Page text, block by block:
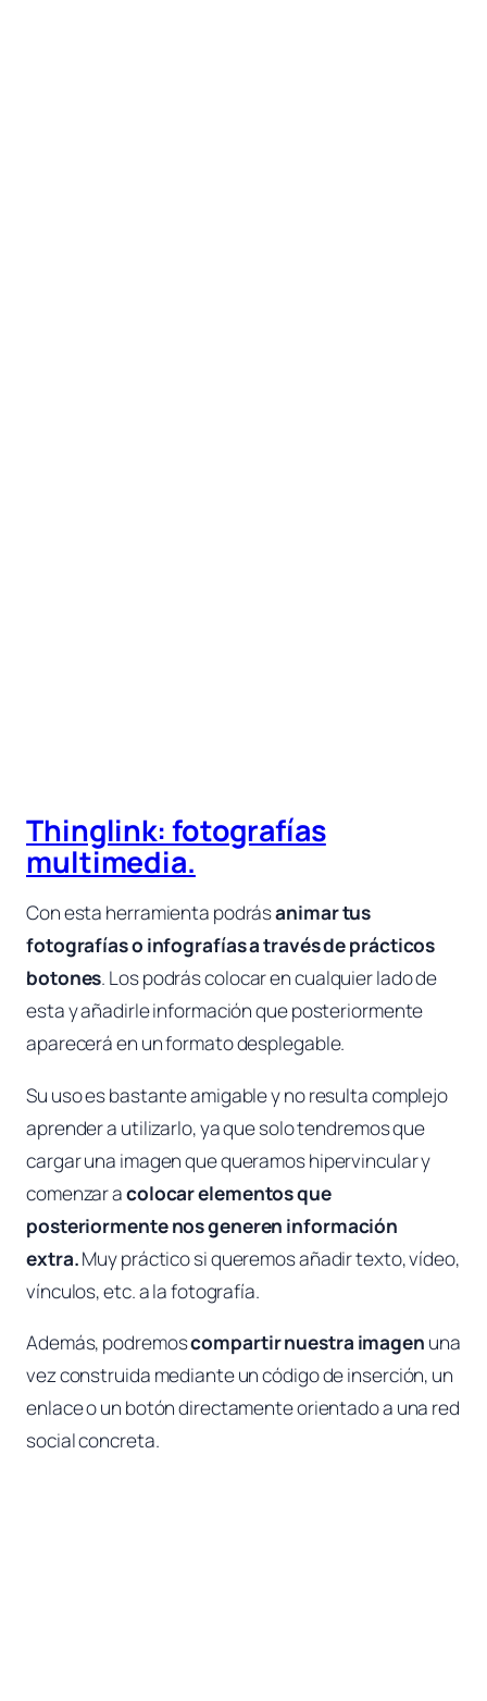
Thinglink: fotografías
multimedia.
Con esta herramienta podrásanimar tus
fotografías o infografías a través de prácticos
botones. Los podrás colocar en cualquier lado de
esta y añadirle información que posteriormente
aparecerá en un formato desplegable.
Su uso es bastante amigable y no resulta complejo
aprender a utilizarlo, ya que solo tendremos que
cargar una imagen que queramos hipervincular y
comenzar acolocar elementos que
posteriormente nos generen información
extra.Muy práctico si queremos añadir texto, vídeo,
vínculos, etc. a la fotografía.
Además, podremoscompartir nuestra imagen una
vez construida mediante un código de inserción, un
enlace o un botón directamente orientado a una red
social concreta.